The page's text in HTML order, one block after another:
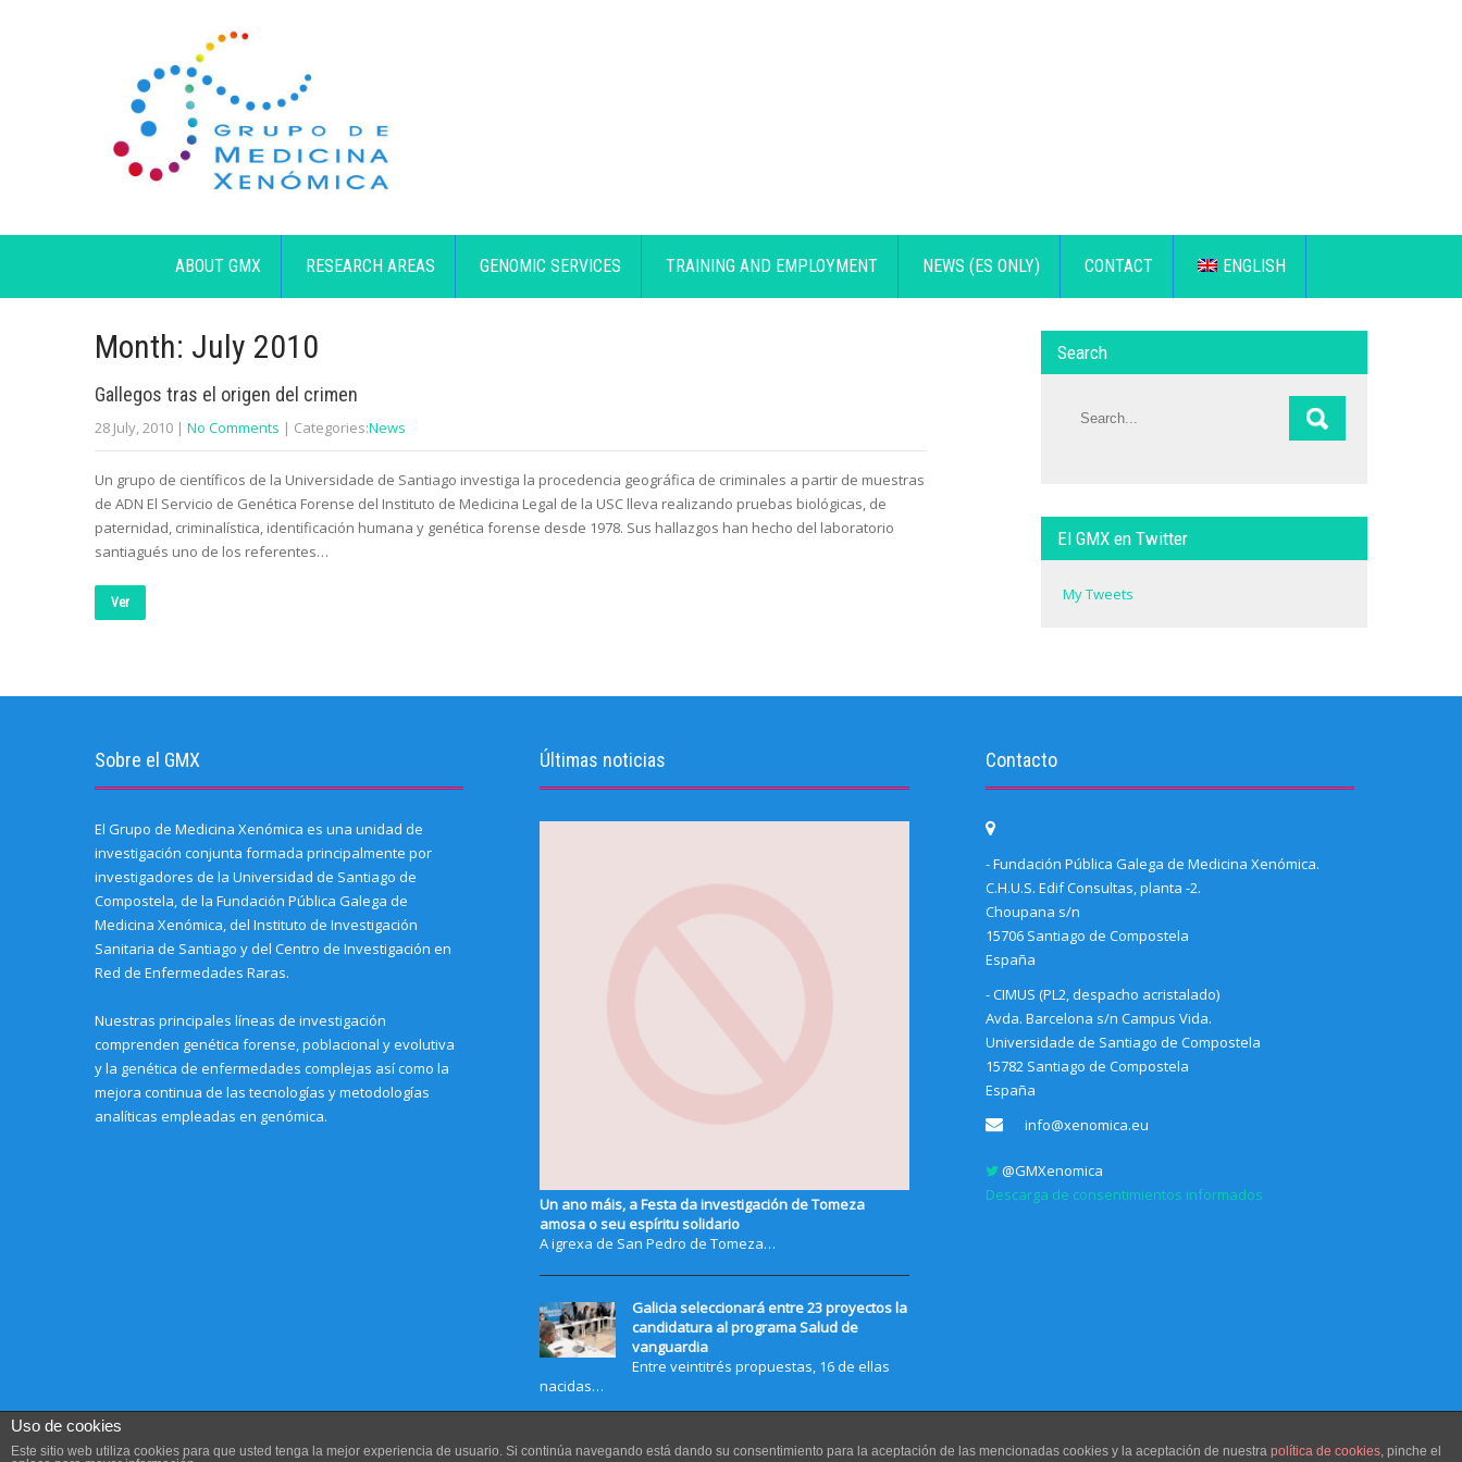
ABOUT GMX RESEARCH AREAS GENOMIC SERVICES TRAINING AND EMPLOYMENT NEWS (ES ONLY) CONTACT ENGLISH
Month: July 2010
Gallegos tras el origen del crimen
28 July, 2010 | No Comments | Categories:News
Un grupo de científicos de la Universidade de Santiago investiga la procedencia geográfica de criminales a partir de muestras
de ADN El Servicio de Genética Forense del Instituto de Medicina Legal de la USC lleva realizando pruebas biológicas, de
paternidad, criminalística, identificación humana y genética forense desde 1978. Sus hallazgos han hecho del laboratorio
santiagués uno de los referentes…
Ver
Search
El GMX en Twitter
My Tweets
Sobre el GMX
El Grupo de Medicina Xenómica es una unidad de
investigación conjunta formada principalmente por
investigadores de la Universidad de Santiago de
Compostela, de la Fundación Pública Galega de
Medicina Xenómica, del Instituto de Investigación
Sanitaria de Santiago y del Centro de Investigación en
Red de Enfermedades Raras.
Nuestras principales líneas de investigación
comprenden genética forense, poblacional y evolutiva
y la genética de enfermedades complejas así como la
mejora continua de las tecnologías y metodologías
analíticas empleadas en genómica.
Últimas noticias
Un ano máis, a Festa da investigación de Tomeza
amosa o seu espíritu solidario
A igrexa de San Pedro de Tomeza…
Galicia seleccionará entre 23 proyectos la
candidatura al programa Salud de
vanguardia
Entre veintitrés propuestas, 16 de ellas
nacidas…
Contacto
- Fundación Pública Galega de Medicina Xenómica.
C.H.U.S. Edif Consultas, planta -2.
Choupana s/n
15706 Santiago de Compostela
España
- CIMUS (PL2, despacho acristalado)
Avda. Barcelona s/n Campus Vida.
Universidade de Santiago de Compostela
15782 Santiago de Compostela
España
info@xenomica.eu
@GMXenomica
Descarga de consentimientos informados
Uso de cookies
Este sitio web utiliza cookies para que usted tenga la mejor experiencia de usuario. Si continúa navegando está dando su consentimiento para la aceptación de las mencionadas cookies y la aceptación de nuestra política de cookies, pinche el